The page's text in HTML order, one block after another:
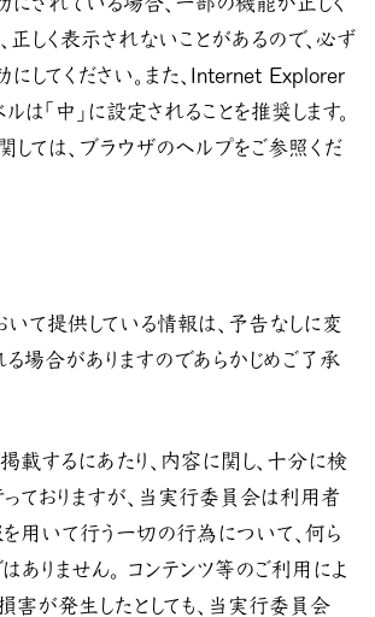
正しく表示されないことがあるので、必ず
してください。また、Internet Explorer
ルは「中」に設定されることを推奨します。
ては、ブラウザのヘルプをご参照くだ
いて提供している情報は、予告なしに変
場合がありますのであらかじめご了承
載するにあたり、内容に関し、十分に検
ておりますが、当実行委員会は利用者
用いて行う一切の行為について、何ら
ありません。 コンテンツ等のご利用によ
害が発生したとしても、当実行委員会